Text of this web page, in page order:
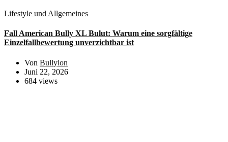
Lifestyle und Allgemeines
Fall American Bully XL Bulut: Warum eine sorgfältige
Einzelfallbewertung unverzichtbar ist
Von Bullyion
Juni 22, 2026
684 views